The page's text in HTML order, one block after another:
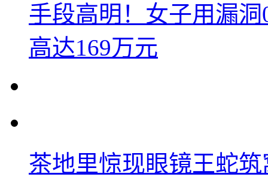
手段高明！女子用漏
高达169万元
茶地里惊现眼镜王蛇